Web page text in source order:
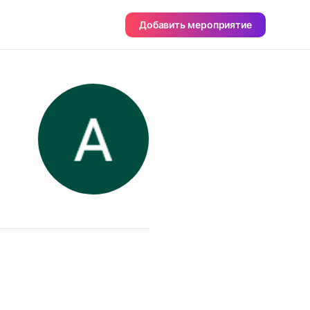
Добавить мероприятие